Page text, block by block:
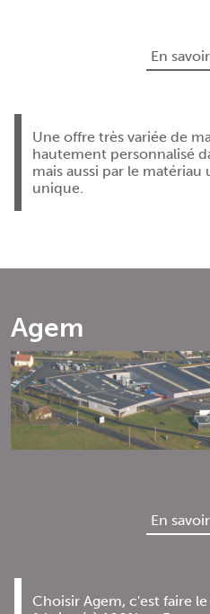
En savoir
Une offre très variée de
hautement personnalisé
mais aussi par le
unique.
Agem
En savoir
Choisir Agem, c'est faire